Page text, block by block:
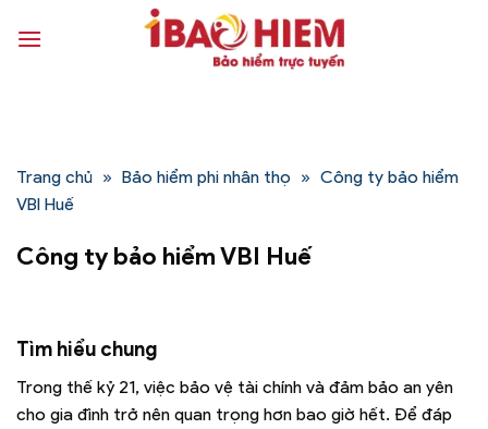
qua
Trang chủ » Bảo hiểm phi nhân thọ » Công ty bảo hiểm
VBI Huế
Công ty bảo hiểm VBI Huế
Tìm hiểu chung
Trong thế kỷ 21, việc bảo vệ tài chính và đảm bảo an yên
cho gia đình trở nên quan trọng hơn bao giờ hết. Để đáp